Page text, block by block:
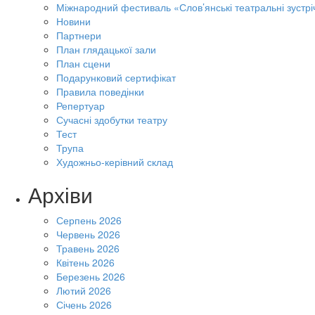
Міжнародний фестиваль «Слов’янські театральні
Новини
Партнери
План глядацької зали
План сцени
Подарунковий сертифікат
Правила поведінки
Репертуар
Сучасні здобутки театру
Тест
Трупа
Художньо-керівний склад
Архіви
Серпень 2026
Червень 2026
Травень 2026
Квітень 2026
Березень 2026
Лютий 2026
Січень 2026